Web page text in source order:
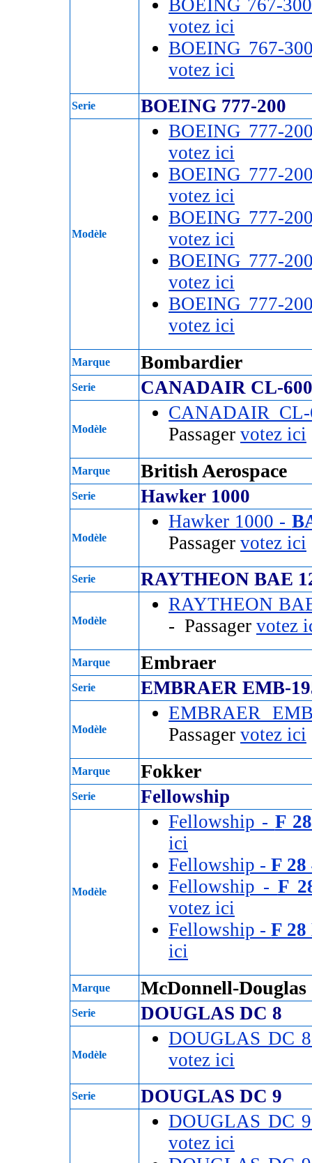
BOEING 767-
votez ici
BOEING 767-
votez ici
Serie BOEING 777-200
Modèle
BOEING 777-
votez ici
BOEING 777-
votez ici
BOEING 777-
votez ici
BOEING 777-
votez ici
BOEING 777-
votez ici
Marque Bombardier
Serie CANADAIR CL-600
Modèle
CANADAIR
Passager votez ici
Marque British Aerospace
Serie Hawker 1000
Modèle
Hawker 1000 -
Passager votez ici
Serie RAYTHEON BAE
Modèle
RAYTHEON
- Passager votez
Marque Embraer
Serie EMBRAER EMB-
Modèle
EMBRAER
Passager votez ici
Marque Fokker
Serie Fellowship
Modèle
Fellowship - F
ici
Fellowship - F 28
Fellowship - F
votez ici
Fellowship -F
ici
Marque McDonnell-Douglas
Serie DOUGLAS DC 8
Modèle
DOUGLAS DC
votez ici
Serie
DOUGLAS DC 9
DOUGLAS DC
votez ici